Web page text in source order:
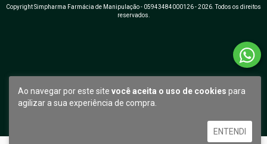
Ao navegar por este site você aceita o uso de cookies para
agilizar a sua experiência de compra.
ENTENDI
Copyright Simpharma Farmácia de Manipulação - 05943484000126 - 2026. Todos os direitos
reservados.